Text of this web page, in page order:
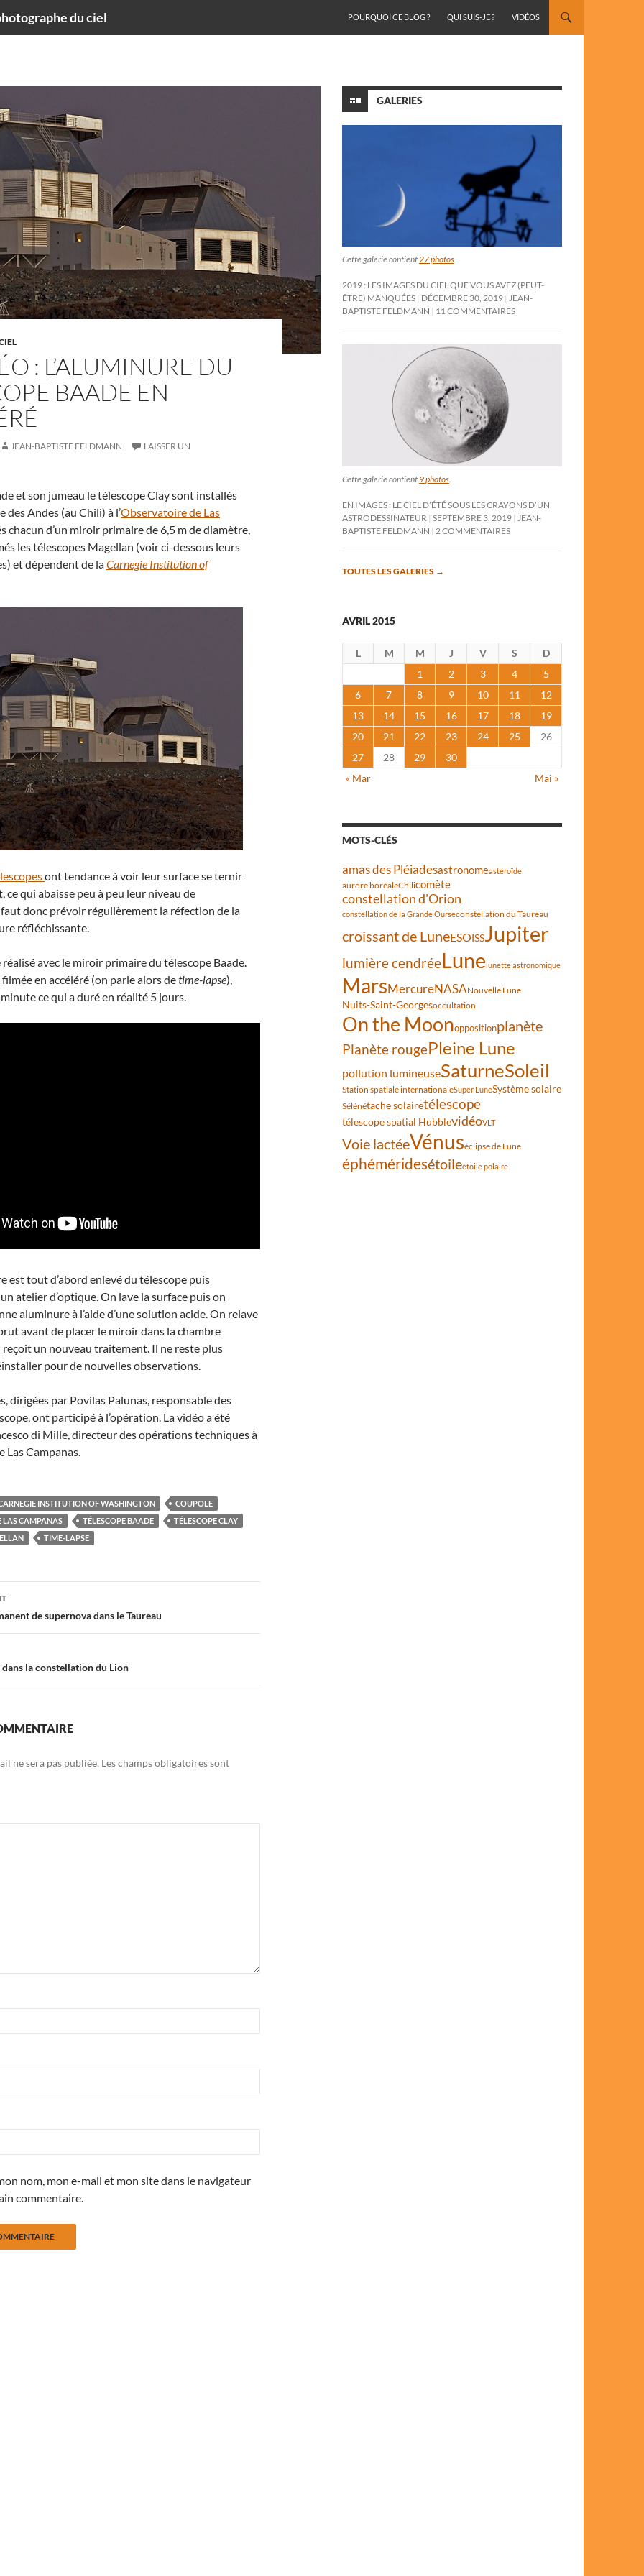
du ciel
POURQUOI CE BLOG ?
QUI SUIS-JE ? VIDÉOS
: L’ALUMINURE DU
BAADE EN
JEAN-BAPTISTE FELDMANN
LAISSER UN
et son jumeau le télescope Clay sont installés
des Andes (au Chili) à l’Observatoire de Las
chacun d’un miroir primaire de 6,5 m de diamètre,
les télescopes Magellan (voir ci-dessous leurs
et dépendent de laCarnegie Institution of
ont tendance à voir leur surface se ternir
ce qui abaisse peu à peu leur niveau de
donc prévoir régulièrement la réfection de la
réfléchissante.
réalisé avec le miroir primaire du télescope Baade.
filmée en accéléré (on parle alors detime-lapse),
ce qui a duré en réalité 5 jours.
est tout d’abord enlevé du télescope puis
atelier d’optique. On lave la surface puis on
aluminure à l’aide d’une solution acide. On relave
avant de placer le miroir dans la chambre
reçoit un nouveau traitement. Il ne reste plus
pour de nouvelles observations.
dirigées par Povilas Palunas, responsable des
ont participé à l’opération. La vidéo a été
di Mille, directeur des opérations techniques à
Las Campanas.
INSTITUTION OF WASHINGTON
COUPOLE
LAS CAMPANAS
TÉLESCOPE BAADE
TÉLESCOPE CLAY
TIME-LAPSE
de supernova dans le Taureau
la constellation du Lion
ne sera pas publiée. Les champs obligatoires sont
nom, mon e-mail et mon site dans le navigateur
commentaire.
GALERIES
Cette galerie contient27 photos.
2019 : LES IMAGES DU CIEL QUE VOUS AVEZ (PEUT-
ÊTRE) MANQUÉES DÉCEMBRE 30, 2019 JEAN-
BAPTISTE FELDMANN
11 COMMENTAIRES
Cette galerie contient 9 photos
EN IMAGES : LE CIEL D’ÉTÉ SOUS LES CRAYONS D’UN
ASTRODESSINATEUR SEPTEMBRE 3, 2019
JEAN-
BAPTISTE FELDMANN
2 COMMENTAIRES
TOUTES LES GALERIES →
AVRIL 2015
L M M J V S
D
1
2 3 4
5
6
7 8 9 10 11
12
13
14 15 16 17 18
19
20
21 22 23 24 25
26
27
28 29
30
« Mar
Mai »
MOTS-CLÉS
amas des Pléiadesastronomeastéroïde
aurore boréaleChilicomète
constellation d'Orion
constellation de la Grande Ourseconstellation du Taureau
croissant de LuneESOISSJupiter
lumière cendréeLunelunette astronomique
MarsMercureNASANouvelle Lune
Nuits-Saint-Georgesoccultation
On the Moonoppositionplanète
Planète rougePleine Lune
pollution lumineuseSaturneSoleil
Station spatiale internationaleSuper LuneSystème solaire
Sélénétache solairetélescope
télescope spatial HubblevidéoVLT
Voie lactéeVénuséclipse de Lune
éphéméridesétoileétoile polaire